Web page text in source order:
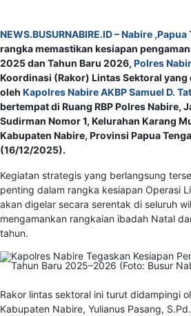
NEWS.BUSURNABIRE.ID – Nabire ,Papua
rangka memastikan kesiapan
2025 dan Tahun Baru 2026, Polres
Koordinasi (Rakor) Lintas Sektoral
oleh Kapolres Nabire AKBP Samuel D.
bertempat di Ruang RBP Polres Nabire,
Sudirman Nomor 1, Kelurahan Karang
Kabupaten Nabire, Provinsi Papua
(16/12/2025).
Kegiatan strategis yang berlangsung
penting dalam rangka kesiapan Operasi
akan digelar secara serentak di seluruh
mengamankan rangkaian ibadah Natal
tahun.
Rakor lintas sektoral ini turut didampingi
Kabupaten Nabire, Yulianus Pasang,